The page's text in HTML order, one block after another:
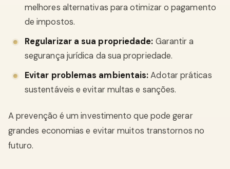
melhores alternativas para otimizar o pagamento
de impostos.
Regularizar a sua propriedade: Garantir a
segurança jurídica da sua propriedade.
Evitar problemas ambientais:Adotar práticas
sustentáveis e evitar multas e sanções.
A prevenção é um investimento que pode gerar
grandes economias e evitar muitos transtornos no
futuro.